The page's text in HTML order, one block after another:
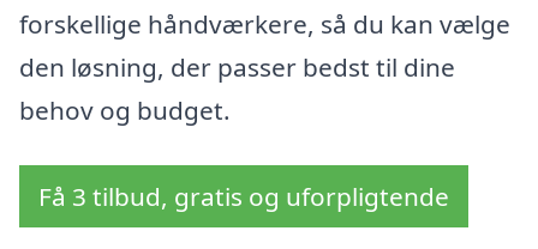
forskellige håndværkere, så du kan vælge
den løsning, der passer bedst til dine
behov og budget.
Få 3 tilbud, gratis og uforpligtende